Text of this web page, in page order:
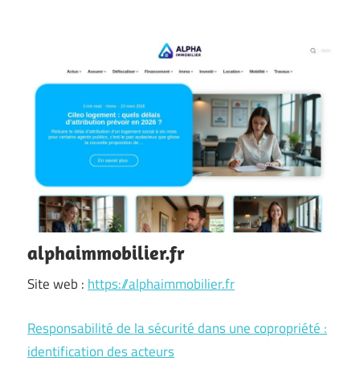
alphaimmobilier.fr
Site web : https://alphaimmobilier.fr
Responsabilité de la sécurité dans une copropriété :
identification des acteurs